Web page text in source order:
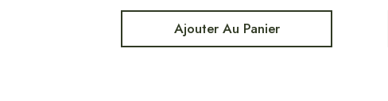
Ajouter Au Panier